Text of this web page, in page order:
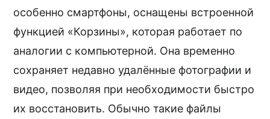
особенно смартфоны, оснащены встроенной
функцией «Корзины», которая работает по
аналогии с компьютерной. Она временно
сохраняет недавно удалённые фотографии и
видео, позволяя при необходимости быстро
их восстановить. Обычно такие файлы